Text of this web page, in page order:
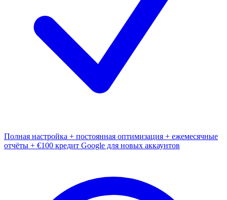
Полная настройка + постоянная оптимизация + ежемесячные
отчёты + €100 кредит Google для новых аккаунтов